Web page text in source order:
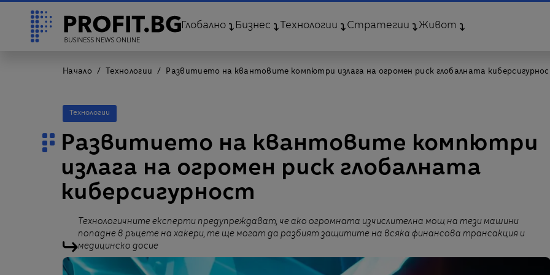
Глобално Бизнес Технологии Стратегии Живот
Начало Технологии Развитието на квантовите компютри излага на огромен риск глобалната
Технологии
Развитието на квантовите компютри
излага на огромен риск глобалната
киберсигурност
Технологичните експерти предупреждават, че ако огромната изчислителна мощ на тези машини
попадне в ръцете на хакери, те ще могат да разбият защитите на всяка финансова трансакция и
медицинско досие